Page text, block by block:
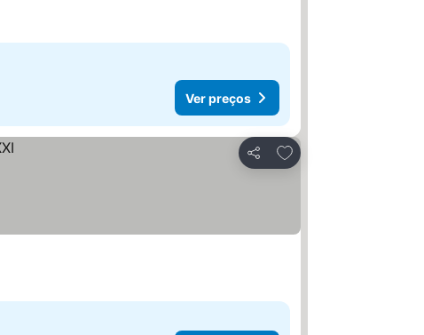
Ver preços
Partilhar
Adicionar aos favoritos